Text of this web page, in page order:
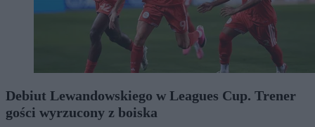
Debiut Lewandowskiego w Leagues Cup. Trener
gości wyrzucony z boiska